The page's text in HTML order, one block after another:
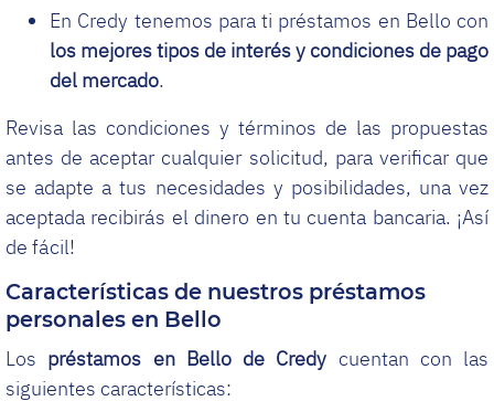
En Credy tenemos para ti préstamos en Bello con
los mejores tipos de interés y condiciones de pago
del mercado.
Revisa las condiciones y términos de las propuestas
antes de aceptar cualquier solicitud, para verificar que
se adapte a tus necesidades y posibilidades, una vez
aceptada recibirás el dinero en tu cuenta bancaria. ¡Así
de fácil!
Características de nuestros préstamos
personales en Bello
Los préstamos en Bello de Credy cuentan con las
siguientes características: